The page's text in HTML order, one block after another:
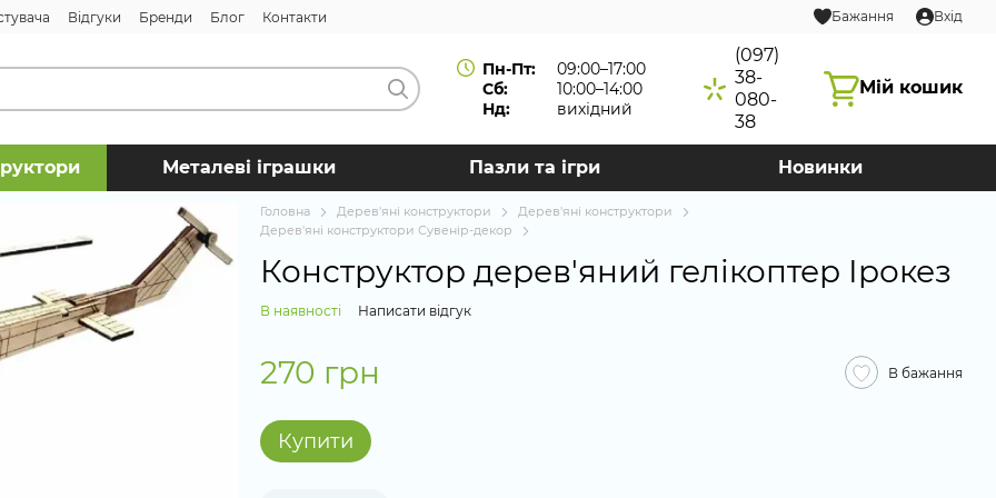
Відгуки Бренди Блог Контакти Бажання Вхід
Пн-Пт:
09:00–17:00
Сб:
10:00–14:00
Нд:
вихідний
(097)
38-
080-
38
Мій кошик
Металеві іграшки Пазли та ігри Новинки
Головна Дерев'яні конструктори
Дерев'яні конструктори
Дерев'яні конструктори Сувенір-декор
Конструктор дерев'яний гелікоптер Ірокез
В наявності Написати відгук
270 грн В бажання
Купити